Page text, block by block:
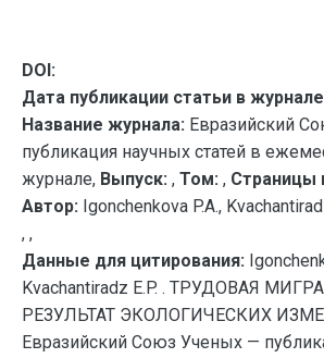
DOI:
Дата публикации статьи в
Название журнала: Евразийский
публикация научных статей в
журнале, Выпуск: , Том: , Страницы
Автор: Igonchenkova P.A.,
, ,
Данные для цитирования:
Kvachantiradz E.P. . ТРУДОВАЯ
РЕЗУЛЬТАТ ЭКОЛОГИЧЕСКИХ
Евразийский Союз Ученых —